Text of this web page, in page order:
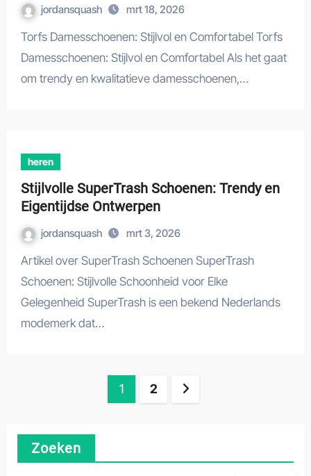
jordansquash mrt 18, 2026
Torfs Damesschoenen: Stijlvol en Comfortabel Torfs
Damesschoenen: Stijlvol en Comfortabel Als het gaat
om trendy en kwalitatieve damesschoenen,…
heren
Stijlvolle SuperTrash Schoenen: Trendy en
Eigentijdse Ontwerpen
jordansquash mrt 3, 2026
Artikel over SuperTrash Schoenen SuperTrash
Schoenen: Stijlvolle Schoonheid voor Elke
Gelegenheid SuperTrash is een bekend Nederlands
modemerk dat…
1 2
Zoeken